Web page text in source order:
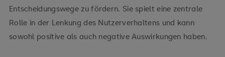
Entscheidungswege zu fördern. Sie spielt eine zentrale
Rolle in der Lenkung des Nutzerverhaltens und kann
sowohl positive als auch negative Auswirkungen haben.